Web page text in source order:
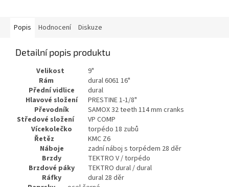
Popis Hodnocení Diskuze
Detailní popis produktu
Velikost
9"
Rám
dural 6061 16"
Přední vidlice
dural
Hlavové složení
PRESTINE 1-1/8"
Převodník
SAMOX 32 teeth 114 mm cranks
Středové složení VP COMP
Vícekolečko
torpédo 18 zubů
Řetěz
KMC Z6
Náboje
zadní náboj s torpédem 28 děr
Brzdy
TEKTRO V / torpédo
Brzdové páky
TEKTRO dural / dural
Ráfky
dural 28 děr